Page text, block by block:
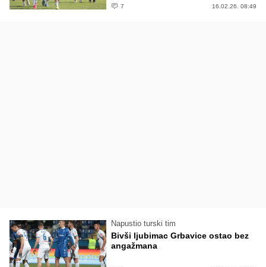
7 16.02.26. 08:49
Napustio turski tim
Bivši ljubimac Grbavice ostao bez
angažmana